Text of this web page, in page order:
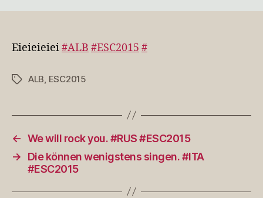
Eieieieiei#ALB #ESC2015 #
Schlagwörter
ALB ESC2015
← We will rock you. #RUS #ESC2015
→
Die können wenigstens singen. #ITA
#ESC2015